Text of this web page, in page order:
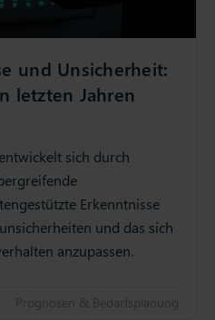
und Unsicherheit:
letzten Jahren
sich durch
Erkenntnisse
und das sich
anzupassen.
Prognosen & Bedarfsplanung